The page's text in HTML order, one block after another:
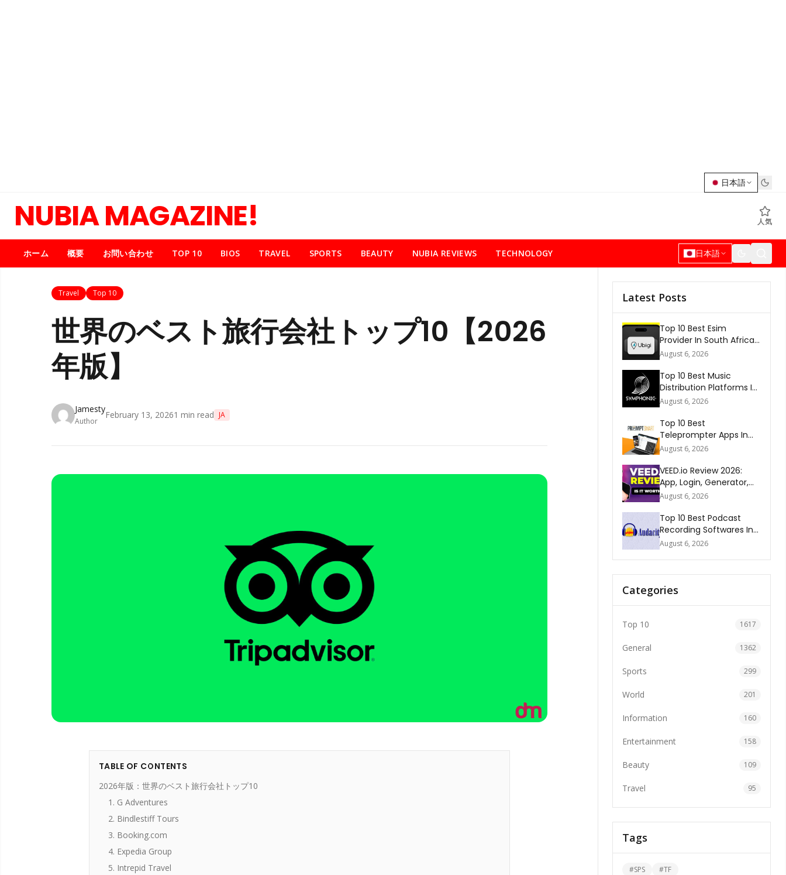
日本語
NUBIA MAGAZINE! 人気
ホーム 概要 お問い合わせ TOP 10 BIOS TRAVEL SPORTS BEAUTY NUBIA REVIEWS TECHNOLOGY 日本語
Travel Top 10
世界のベスト旅行会社トップ10【2026
年版】
Jamesty
Author
February 13, 20261 min read JA
TABLE OF CONTENTS
2026年版：世界のベスト旅行会社トップ10
1. G Adventures
2. Bindlestiff Tours
3. Booking.com
4. Expedia Group
5. Intrepid Travel
Latest Posts
Top 10 Best Esim
Provider In South Africa
2026
August 6, 2026
Top 10 Best Music
Distribution Platforms In
The World 2026
August 6, 2026
Top 10 Best
Teleprompter Apps In
2026
August 6, 2026
VEED.io Review 2026:
App, Login, Generator,
Download, AI & FAQs
August 6, 2026
Top 10 Best Podcast
Recording Softwares In
2026
August 6, 2026
Categories
Top 10 1617
General 1362
Sports 299
World 201
Information 160
Entertainment 158
Beauty 109
Travel 95
Tags
#SPS #TF